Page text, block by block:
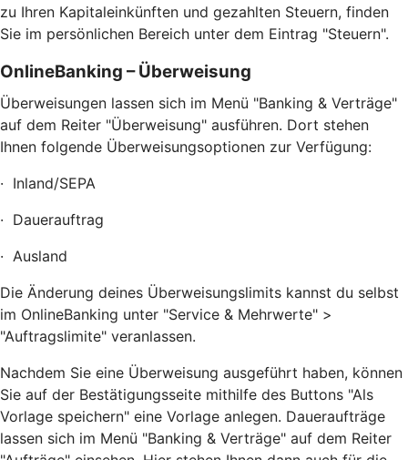
zu Ihren Kapitaleinkünften und gezahlten Steuern, finden
Sie im persönlichen Bereich unter dem Eintrag "Steuern".
OnlineBanking – Überweisung
Überweisungen lassen sich im Menü "Banking & Verträge"
auf dem Reiter "Überweisung" ausführen. Dort stehen
Ihnen folgende Überweisungsoptionen zur Verfügung:
· Inland/SEPA
· Dauerauftrag
· Ausland
Die Änderung deines Überweisungslimits kannst du selbst
im OnlineBanking unter "Service & Mehrwerte" >
"Auftragslimite" veranlassen.
Nachdem Sie eine Überweisung ausgeführt haben, können
Sie auf der Bestätigungsseite mithilfe des Buttons "Als
Vorlage speichern" eine Vorlage anlegen. Daueraufträge
lassen sich im Menü "Banking & Verträge" auf dem Reiter